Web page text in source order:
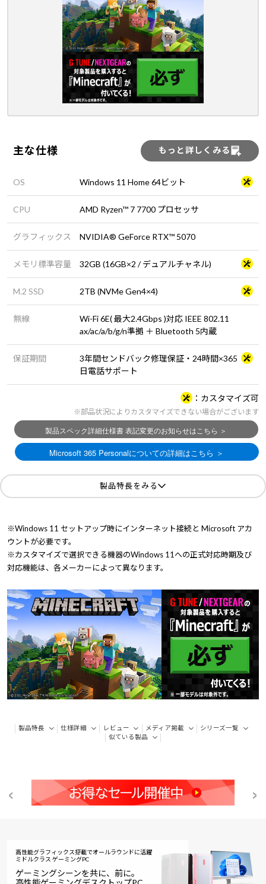
主な仕様 もっと詳しくみる
OS Windows 11 Home 64ビット
CPU AMD Ryzen™ 7 7700 プロセッサ
グラフィックス NVIDIA® GeForce RTX™ 5070
メモリ標準容量 32GB (16GB×2 / デュアルチャネル)
M.2 SSD 2TB (NVMe Gen4×4)
無線
Wi-Fi 6E( 最大2.4Gbps )対応 IEEE 802.11
ax/ac/a/b/g/n準拠 ＋ Bluetooth 5内蔵
保証期間
3年間センドバック修理保証・24時間×365
日電話サポート
カスタマイズ可
※部品状況によりカスタマイズできない場合がございます
製品特長をみる
※Windows 11 セットアップ時にインターネット接続と Microsoft アカ
ウントが必要です。
※カスタマイズで選択できる機器のWindows 11への正式対応時期及び
対応機能は、各メーカーによって異なります。
製品特長 仕様詳細 レビュー メディア掲載
シリーズ一覧
似ている製品
高性能グラフィックス搭載でオールラウンドに活躍
ミドルクラス ゲーミングPC
ゲーミングシーンを共に、前に。